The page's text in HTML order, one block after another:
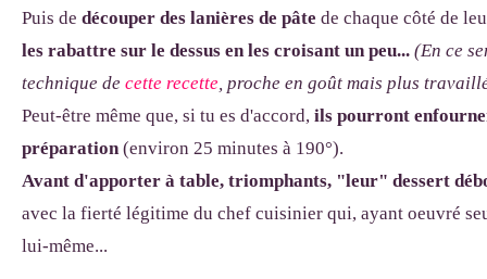
Puis de découper des lanières de pâte de chaque côté de
les rabattre sur le dessus en les croisant un peu... (En ce
technique de cette recette, proche en goût mais plus
Peut-être même que, si tu es d'accord, ils pourront
préparation(environ 25 minutes à 190°).
Avant d'apporter à table, triomphants, "leur" dessert
avec la fierté légitime du chef cuisinier qui, ayant oeuvré
lui-même...